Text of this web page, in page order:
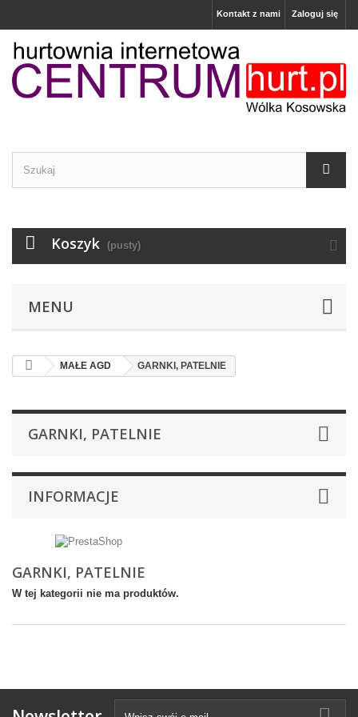
Zaloguj się
Kontakt z nami
Koszyk (pusty)
MENU
MAŁE AGD GARNKI, PATELNIE
GARNKI, PATELNIE
INFORMACJE
GARNKI, PATELNIE
W tej kategorii nie ma produktów.